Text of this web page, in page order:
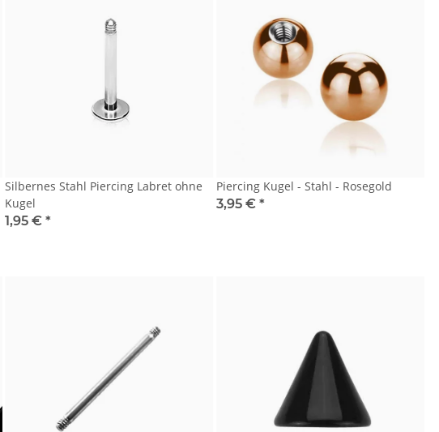
Silbernes Stahl Piercing Labret ohne
Kugel
1,95 € *
Piercing Kugel - Stahl - Rosegold
3,95 € *